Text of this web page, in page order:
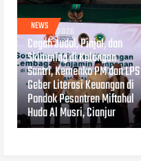
NEWS
AUG 04, 2026
Cegah Judol, Pinjol, dan
Skimming di Kalangan
Santri, Kemenko PM dan LPS
Geber Literasi Keuangan di
Pondok Pesantren Miftahul
Huda Al Musri, Cianjur